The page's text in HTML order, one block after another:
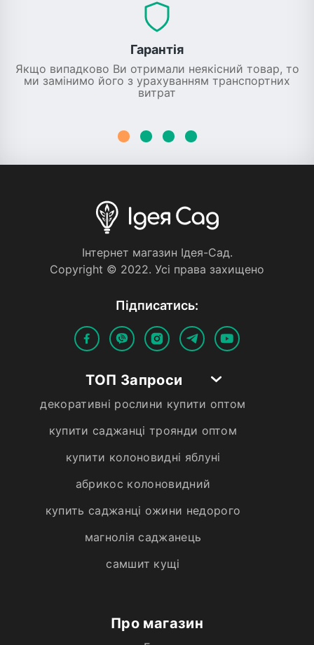
Гарантія
Якщо випадково Ви отримали неякісний товар, то
ми замінимо його з урахуванням транспортних
витрат
Iнтернет магазин Iдея-Сад.
Copyright © 2022. Усi права захищено
Пiдписатись:
ТОП Запроси
декоративні рослини купити оптом
купити саджанці троянди оптом
купити колоновидні яблуні
абрикос колоновидний
купить саджанці ожини недорого
магнолія саджанець
самшит кущі
Про магазин